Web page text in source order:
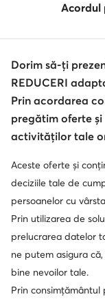
extra -25% Cod:
-20%
Nike
Sneakers · Negru
Acordul
Dorim să-ți
REDUCERI
Prin acordarea
pregătim oferte
activităților tale
Aceste oferte și
deciziile tale de
persoanelor cu
Prin utilizarea de
prelucrarea datelor
ne putem asigura
bine nevoilor tale.
Prin